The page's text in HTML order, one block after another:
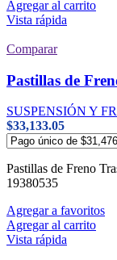
Agregar al carrito
Vista rápida
Comparar
Pastillas de
SUSPENSIÓN Y
$33,133.05
Pastillas de Freno
19380535
Agregar a favoritos
Agregar al carrito
Vista rápida